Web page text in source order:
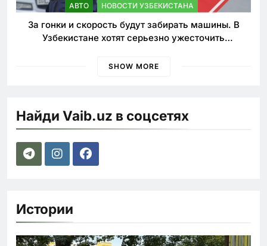
АВТО НОВОСТИ УЗБЕКИСТАНА
За гонки и скорость будут забирать машины. В
Узбекистане хотят серьезно ужесточить
SHOW MORE
Найди Vaib.uz в соцсетях
Истории